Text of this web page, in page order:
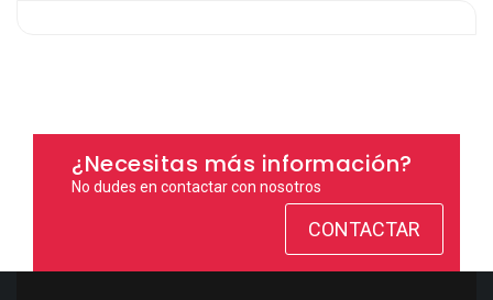
¿Necesitas más información?
No dudes en contactar con nosotros
CONTACTAR